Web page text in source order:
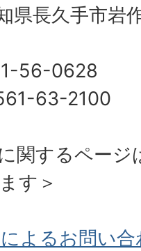
県長久手市岩
56-0628
63-2100
関するペー
す＞
よるお問い合